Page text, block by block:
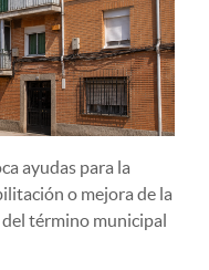
ayudas para la
o mejora de la
término municipal